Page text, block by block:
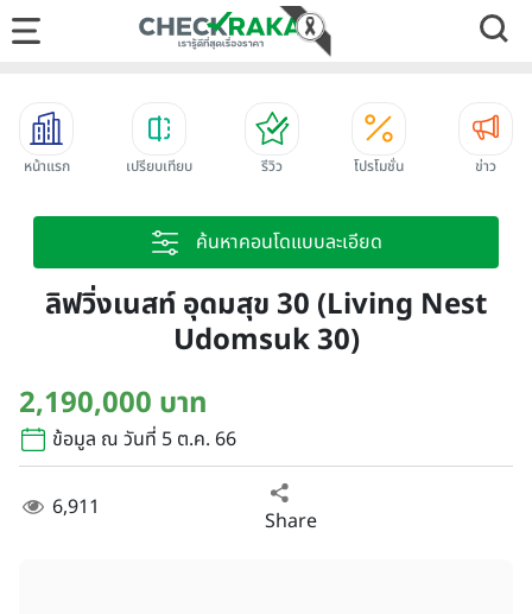
หน้าแรก เปรียบเทียบ รีวิว โปรโมชั่น ข่าว
ค้นหาคอนโดแบบละเอียด
ลิฟวิ่งเนสท์ อุดมสุข 30 (Living Nest
Udomsuk 30)
2,190,000 บาท
ข้อมูล ณ วันที่ 5 ต.ค. 66
6,911 Share